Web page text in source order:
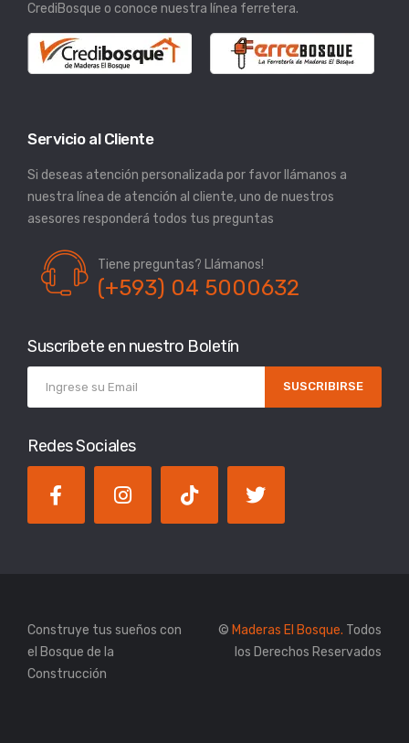
CrediBosque o conoce nuestra línea ferretera.
Servicio al Cliente
Si deseas atención personalizada por favor llámanos a
nuestra línea de atención al cliente, uno de nuestros
asesores responderá todos tus preguntas
Tiene preguntas? Llámanos!
(+593) 04 5000632
Suscríbete en nuestro Boletín
SUSCRIBIRSE
Redes Sociales
Construye tus sueños con
el Bosque de la
Construcción
© Maderas El Bosque. Todos
los Derechos Reservados